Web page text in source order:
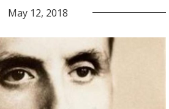
May 12, 2018